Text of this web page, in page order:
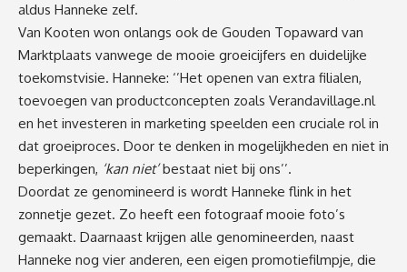
aldus Hanneke zelf.
Van Kooten won onlangs ook de Gouden Topaward van
Marktplaats vanwege de mooie groeicijfers en duidelijke
toekomstvisie. Hanneke: ‘’Het openen van extra filialen,
toevoegen van productconcepten zoals Verandavillage.nl
en het investeren in marketing speelden een cruciale rol in
dat groeiproces. Door te denken in mogelijkheden en niet in
beperkingen, ‘kan niet’bestaat niet bij ons’’.
Doordat ze genomineerd is wordt Hanneke flink in het
zonnetje gezet. Zo heeft een fotograaf mooie foto’s
gemaakt. Daarnaast krijgen alle genomineerden, naast
Hanneke nog vier anderen, een eigen promotiefilmpje, die